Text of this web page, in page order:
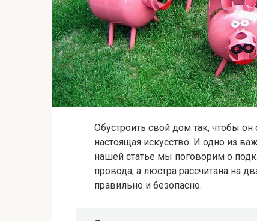
Обустроить свой дом так, чтобы
настоящая искусство. И одно из
нашей статье мы поговорим о
провода, а люстра рассчитана на
правильно и безопасно.